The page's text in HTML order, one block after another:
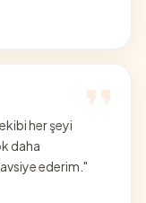
her şeyi
daha
ederim. "